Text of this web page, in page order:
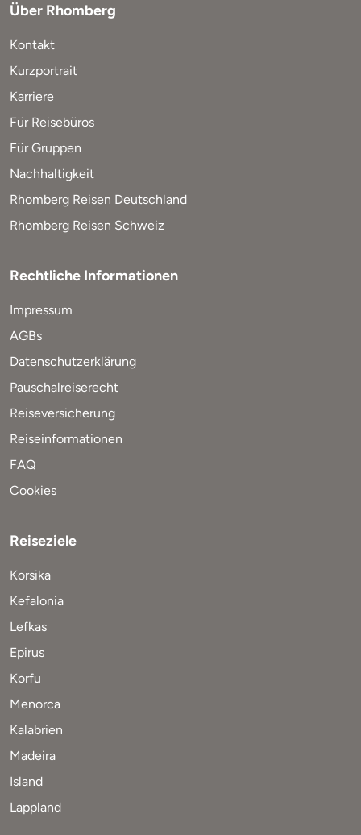
Über Rhomberg
Kontakt
Kurzportrait
Karriere
Für Reisebüros
Für Gruppen
Nachhaltigkeit
Rhomberg Reisen Deutschland
Rhomberg Reisen Schweiz
Rechtliche Informationen
Impressum
AGBs
Datenschutzerklärung
Pauschalreiserecht
Reiseversicherung
Reiseinformationen
FAQ
Cookies
Reiseziele
Korsika
Kefalonia
Lefkas
Epirus
Korfu
Menorca
Kalabrien
Madeira
Island
Lappland